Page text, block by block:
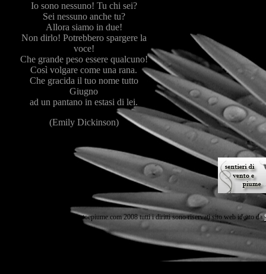
Io sono nessuno! Tu chi sei?
Sei nessuno anche tu?
Allora siamo in due!
Non dirlo! Potrebbero spargere la
voce!
Che grande peso essere qualcuno!
Così volgare come una rana.
Che gracida il tuo nome tutto
Giugno
ad un pantano in estasi di lei.
(Emily Dickinson)
Copyright sentieridiventoepiume.com 2008 tutti i diritti sono riservati sito web ideato da